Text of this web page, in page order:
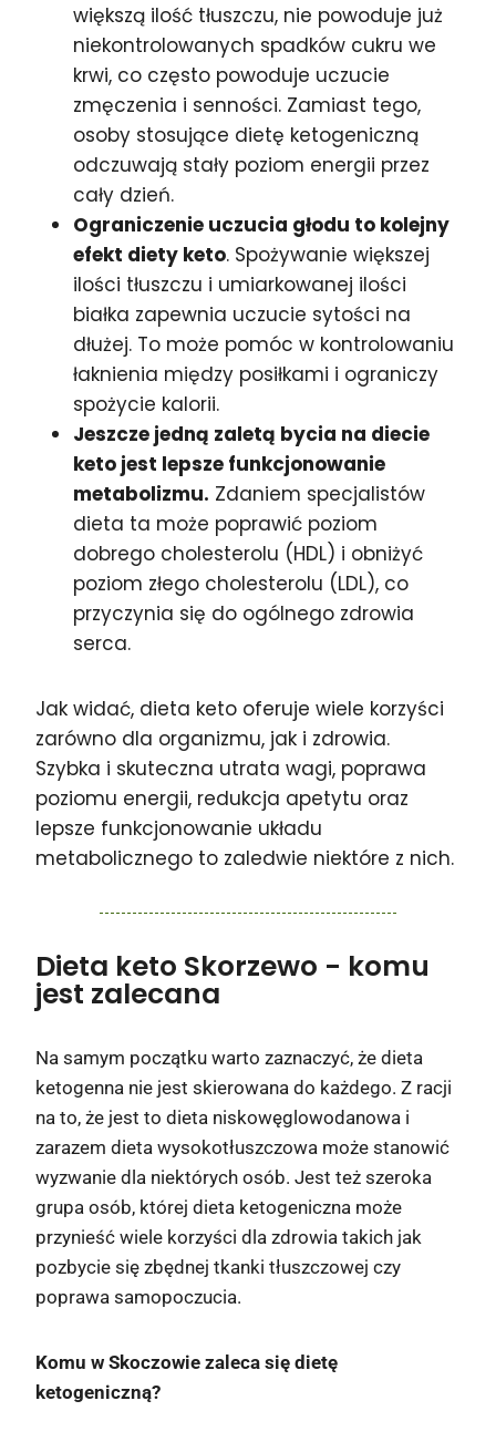
większą ilość tłuszczu, nie powoduje już
niekontrolowanych spadków cukru we
krwi, co często powoduje uczucie
zmęczenia i senności. Zamiast tego,
osoby stosujące dietę ketogeniczną
odczuwają stały poziom energii przez
cały dzień.
Ograniczenie uczucia głodu to kolejny
efekt diety keto. Spożywanie większej
ilości tłuszczu i umiarkowanej ilości
białka zapewnia uczucie sytości na
dłużej. To może pomóc w kontrolowaniu
łaknienia między posiłkami i ograniczy
spożycie kalorii.
Jeszcze jedną zaletą bycia na diecie
keto jest lepsze funkcjonowanie
metabolizmu. Zdaniem specjalistów
dieta ta może poprawić poziom
dobrego cholesterolu (HDL) i obniżyć
poziom złego cholesterolu (LDL), co
przyczynia się do ogólnego zdrowia
serca.
Jak widać, dieta keto oferuje wiele korzyści
zarówno dla organizmu, jak i zdrowia.
Szybka i skuteczna utrata wagi, poprawa
poziomu energii, redukcja apetytu oraz
lepsze funkcjonowanie układu
metabolicznego to zaledwie niektóre z nich.
Dieta keto Skorzewo - komu
jest zalecana
Na samym początku warto zaznaczyć, że dieta
ketogenna nie jest skierowana do każdego. Z racji
na to, że jest to dieta niskowęglowodanowa i
zarazem dieta wysokotłuszczowa może stanowić
wyzwanie dla niektórych osób. Jest też szeroka
grupa osób, której dieta ketogeniczna może
przynieść wiele korzyści dla zdrowia takich jak
pozbycie się zbędnej tkanki tłuszczowej czy
poprawa samopoczucia.
Komu w Skoczowie zaleca się dietę
ketogeniczną?